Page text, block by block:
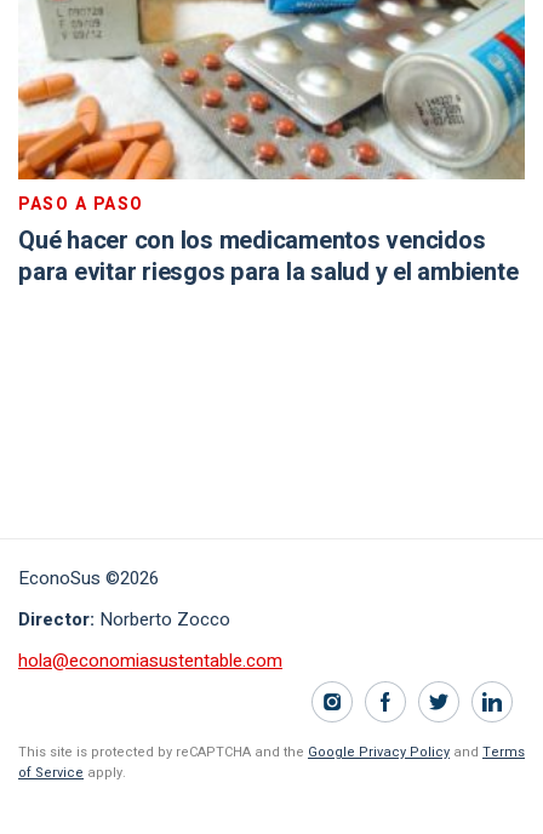
PASO A PASO
Qué hacer con los medicamentos vencidos
para evitar riesgos para la salud y el ambiente
EconoSus ©2026
Director: Norberto Zocco
hola@economiasustentable.com
This site is protected by reCAPTCHA and the Google Privacy Policy and Terms
of Service apply.